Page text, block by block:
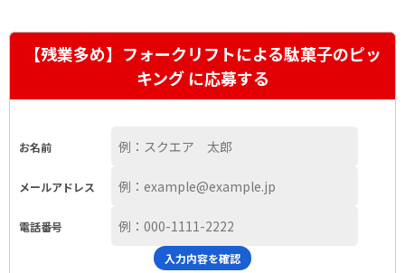
【残業多め】フォークリフトによる駄菓子のピッ
キング に応募する
お名前
メールアドレス
電話番号
入力内容を確認